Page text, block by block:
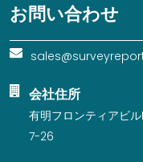
お問い合わせ
会社住所
有明フロンティアビ
7-26